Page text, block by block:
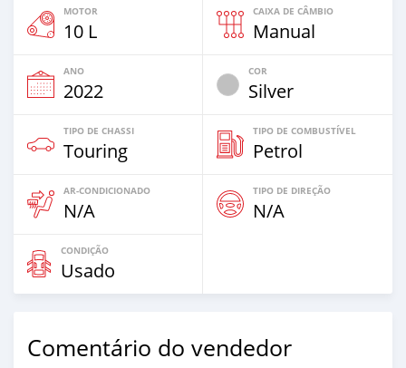
MOTOR
10 L
CAIXA DE CÂMBIO
Manual
ANO
2022
COR
Silver
TIPO DE CHASSI
Touring
TIPO DE COMBUSTÍVEL
Petrol
AR-CONDICIONADO
N/A
TIPO DE DIREÇÃO
N/A
CONDIÇÃO
Usado
Comentário do vendedor